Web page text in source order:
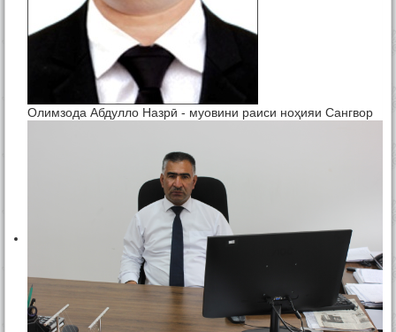
Олимзода Абдулло Назрӣ - муовини раиси ноҳияи Сангвор